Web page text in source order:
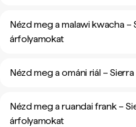
Nézd meg a malawi kwacha –
árfolyamokat
Nézd meg a ománi riál –
Nézd meg a ruandai frank –
árfolyamokat